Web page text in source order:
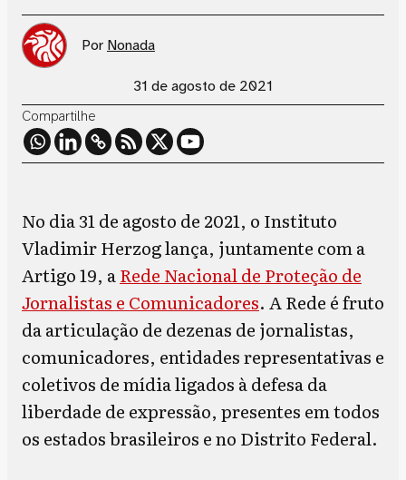
Por Nonada
31 de agosto de 2021
Compartilhe
No dia 31 de agosto de 2021, o Instituto
Vladimir Herzog lança, juntamente com a
Artigo 19, aRede Nacional de Proteção de
Jornalistas e Comunicadores. A Rede é fruto
da articulação de dezenas de jornalistas,
comunicadores, entidades representativas e
coletivos de mídia ligados à defesa da
liberdade de expressão, presentes em todos
os estados brasileiros e no Distrito Federal.